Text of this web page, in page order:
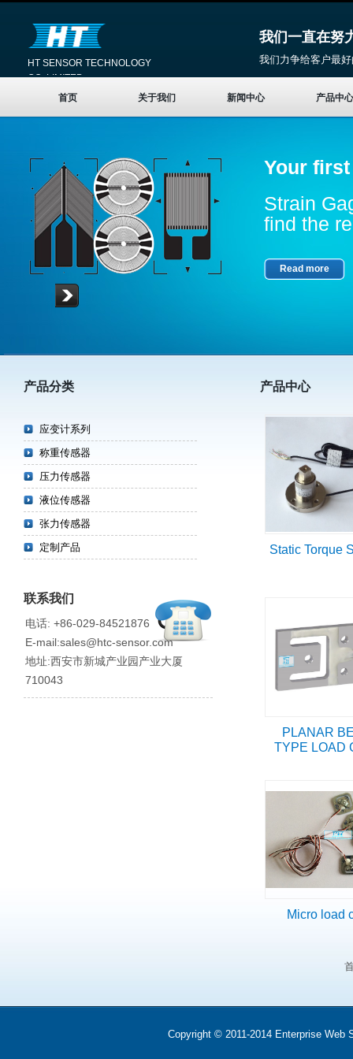
HT SENSOR TECHNOLOGY
CO.,LIMITED
我们一直在努
我们力争给客户最
首页 关于我们 新闻中心 产品中
Your
Strain
find the
Read more
产品中心
Static Torque
PLANAR
TYPE LOAD
Micro load
产品分类
应变计系列
称重传感器
压力传感器
液位传感器
张力传感器
定制产品
联系我们
电话: +86-029-84521876
E-mail:sales@htc-sensor.com
地址:西安市新城产业园产业大厦
710043
Copyright © 2011-2014 Enterprise